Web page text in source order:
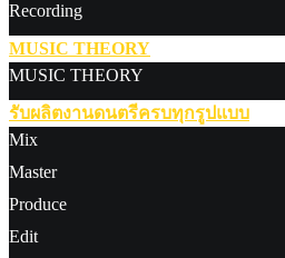
Recording
MUSIC THEORY
MUSIC THEORY
รับผลิตงานดนตรีครบทุกรูปแบบ
Mix
Master
Produce
Edit